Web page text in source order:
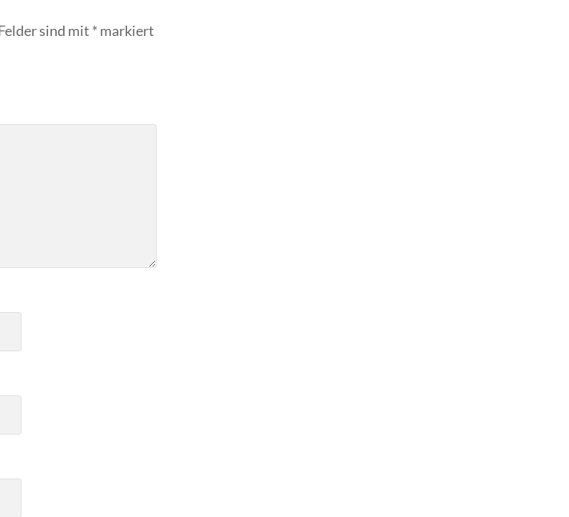
sind mit * markiert